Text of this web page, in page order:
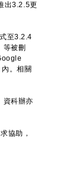
出3.2.5更
至3.2.4
被刪
。相關
資科辦亦
協助，